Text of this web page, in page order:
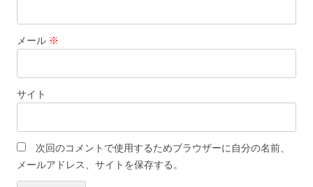
メール ※
サイト
次回のコメントで使用するためブラウザーに自分の名前、
メールアドレス、サイトを保存する。